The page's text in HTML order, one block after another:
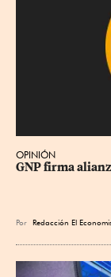
OPINIÓN
GNP firma
Por Redacción El